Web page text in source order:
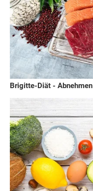
Brigitte-Diät - Abnehmen